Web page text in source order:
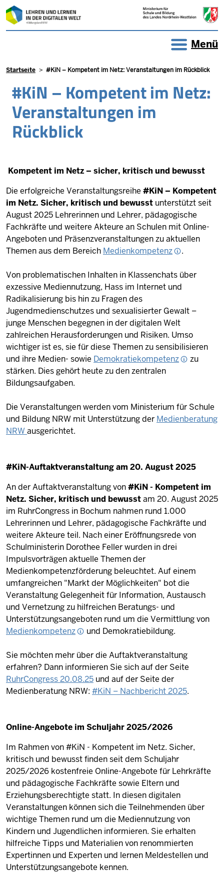
Direkt zum Inhalt
Menü
Pfadnavigation
Startseite #KiN – Kompetent im Netz: Veranstaltungen im Rückblick
#KiN – Kompetent im Netz:
Veranstaltungen im
Rückblick
Kompetent im Netz – sicher, kritisch und bewusst
Die erfolgreiche Veranstaltungsreihe #KiN – Kompetent
im Netz. Sicher, kritisch und bewusst unterstützt seit
August 2025 Lehrerinnen und Lehrer, pädagogische
Fachkräfte und weitere Akteure an Schulen mit Online-
Angeboten und Präsenzveranstaltungen zu aktuellen
Themen aus dem Bereich Medienkompetenz .
Von problematischen Inhalten in Klassenchats über
exzessive Mediennutzung, Hass im Internet und
Radikalisierung bis hin zu Fragen des
Jugendmedienschutzes und sexualisierter Gewalt –
junge Menschen begegnen in der digitalen Welt
zahlreichen Herausforderungen und Risiken. Umso
wichtiger ist es, sie für diese Themen zu sensibilisieren
und ihre Medien- sowie Demokratiekompetenz
zu
stärken. Dies gehört heute zu den zentralen
Bildungsaufgaben.
Die Veranstaltungen werden vom Ministerium für Schule
und Bildung NRW mit Unterstützung der Medienberatung
NRWausgerichtet.
#KiN-Auftaktveranstaltung am 20. August 2025
An der Auftaktveranstaltung von#KiN - Kompetent im
Netz. Sicher, kritisch und bewusstam 20. August 2025
im RuhrCongress in Bochum nahmen rund 1.000
Lehrerinnen und Lehrer, pädagogische Fachkräfte und
weitere Akteure teil. Nach einer Eröffnungsrede von
Schulministerin Dorothee Feller wurden in drei
Impulsvorträgen aktuelle Themen der
Medienkompetenzförderung beleuchtet. Auf einem
umfangreichen "Markt der Möglichkeiten" bot die
Veranstaltung Gelegenheit für Information, Austausch
und Vernetzung zu hilfreichen Beratungs- und
Unterstützungsangeboten rund um die Vermittlung von
Medienkompetenz
und Demokratiebildung.
Sie möchten mehr über die Auftaktveranstaltung
erfahren? Dann informieren Sie sich auf der Seite
RuhrCongress 20.08.25 und auf der Seite der
Medienberatung NRW: #KiN – Nachbericht 2025.
Online-Angebote im Schuljahr 2025/2026
Im Rahmen von #KiN - Kompetent im Netz. Sicher,
kritisch und bewusst finden seit dem Schuljahr
2025/2026 kostenfreie Online-Angebote für Lehrkräfte
und pädagogische Fachkräfte sowie Eltern und
Erziehungsberechtigte statt. In diesen digitalen
Veranstaltungen können sich die Teilnehmenden über
wichtige Themen rund um die Mediennutzung von
Kindern und Jugendlichen informieren. Sie erhalten
hilfreiche Tipps und Materialien von renommierten
Expertinnen und Experten und lernen Meldestellen und
Unterstützungsangebote kennen.